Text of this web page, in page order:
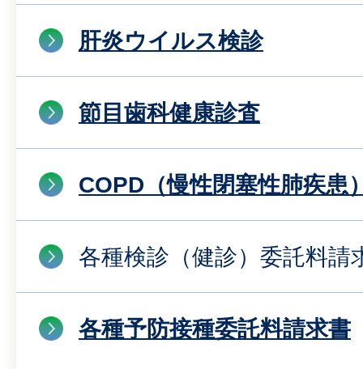
肝炎ウイルス検診
節目歯科健康診査
COPD（慢性閉塞性肺疾患
各種検診（健診）委託料請
各種予防接種委託料請求書